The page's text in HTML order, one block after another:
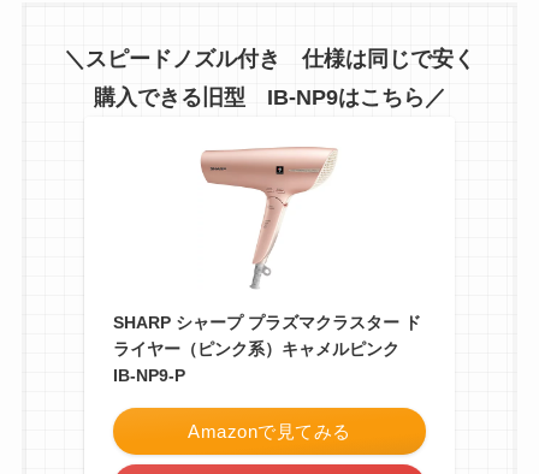
＼スピードノズル付き 仕様は同じで安く
購入できる旧型 IB-NP9はこちら／
SHARP シャープ プラズマクラスター ド
ライヤー（ピンク系）キャメルピンク
IB-NP9-P
Amazonで見てみる